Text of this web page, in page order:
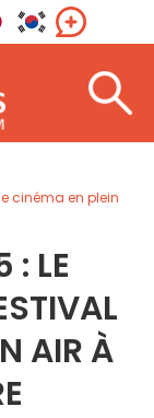
cinéma en plein
: LE
AIR À